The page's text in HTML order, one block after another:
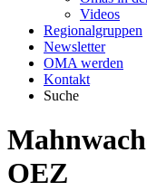
Videos
Regionalgruppen
Newsletter
OMA werden
Kontakt
Suche
OEZ